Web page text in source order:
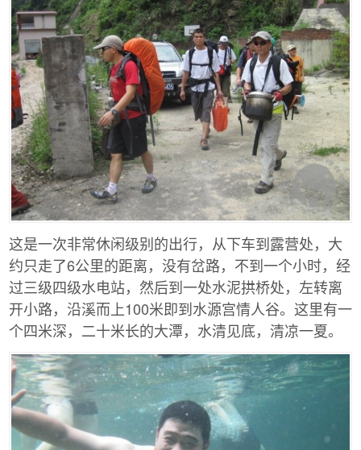
这是一次非常休闲级别的出行，从下车到露营处，大
约只走了6公里的距离，没有岔路，不到一个小时，经
过三级四级水电站，然后到一处水泥拱桥处，左转离
开小路，沿溪而上100米即到水源宫情人谷。这里有一
个四米深，二十米长的大潭，水清见底，清凉一夏。